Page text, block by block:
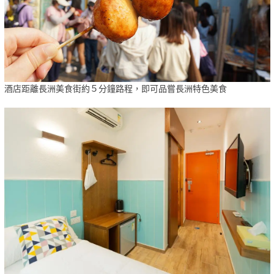
酒店距離長洲美食街約５分鐘路程，即可品嘗長洲特色美食